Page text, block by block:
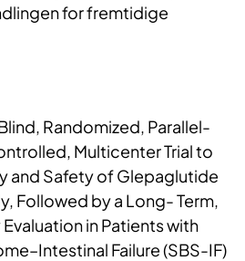
for fremtidige
Randomized, Parallel-
Multicenter Trial to
and Safety of Glepaglutide
Followed by a Long- Term,
in Patients with
Failure (SBS-IF)